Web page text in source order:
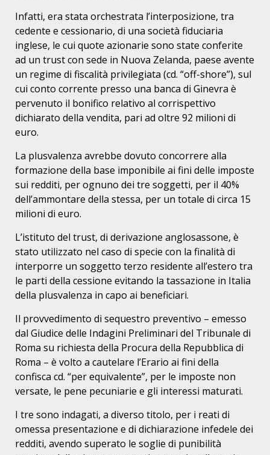
Infatti, era stata orchestrata l’interposizione, tra
cedente e cessionario, di una società fiduciaria
inglese, le cui quote azionarie sono state conferite
ad un trust con sede in Nuova Zelanda, paese avente
un regime di fiscalità privilegiata (cd. “off-shore”), sul
cui conto corrente presso una banca di Ginevra è
pervenuto il bonifico relativo al corrispettivo
dichiarato della vendita, pari ad oltre 92 milioni di
euro.
La plusvalenza avrebbe dovuto concorrere alla
formazione della base imponibile ai fini delle imposte
sui redditi, per ognuno dei tre soggetti, per il 40%
dell’ammontare della stessa, per un totale di circa 15
milioni di euro.
L’istituto del trust, di derivazione anglosassone, è
stato utilizzato nel caso di specie con la finalità di
interporre un soggetto terzo residente all’estero tra
le parti della cessione evitando la tassazione in Italia
della plusvalenza in capo ai beneficiari.
Il provvedimento di sequestro preventivo – emesso
dal Giudice delle Indagini Preliminari del Tribunale di
Roma su richiesta della Procura della Repubblica di
Roma – è volto a cautelare l’Erario ai fini della
confisca cd. “per equivalente”, per le imposte non
versate, le pene pecuniarie e gli interessi maturati.
I tre sono indagati, a diverso titolo, per i reati di
omessa presentazione e di dichiarazione infedele dei
redditi, avendo superato le soglie di punibilità